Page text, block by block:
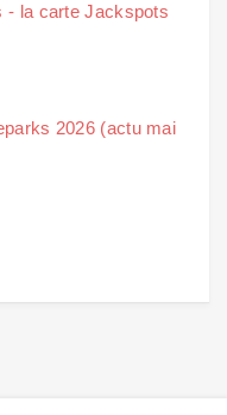
- la carte Jackspots
2026 (actu mai